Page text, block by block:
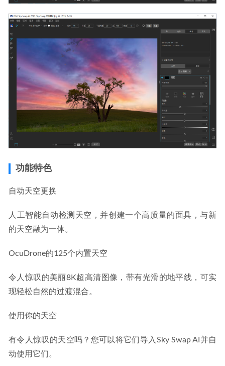
功能特色
自动天空更换
人工智能自动检测天空，并创建一个高质量的面具，与新
的天空融为一体。
OcuDrone的125个内置天空
令人惊叹的美丽8K超高清图像，带有光滑的地平线，可实
现轻松自然的过渡混合。
使用你的天空
有令人惊叹的天空吗？您可以将它们导入Sky Swap AI并自
动使用它们。